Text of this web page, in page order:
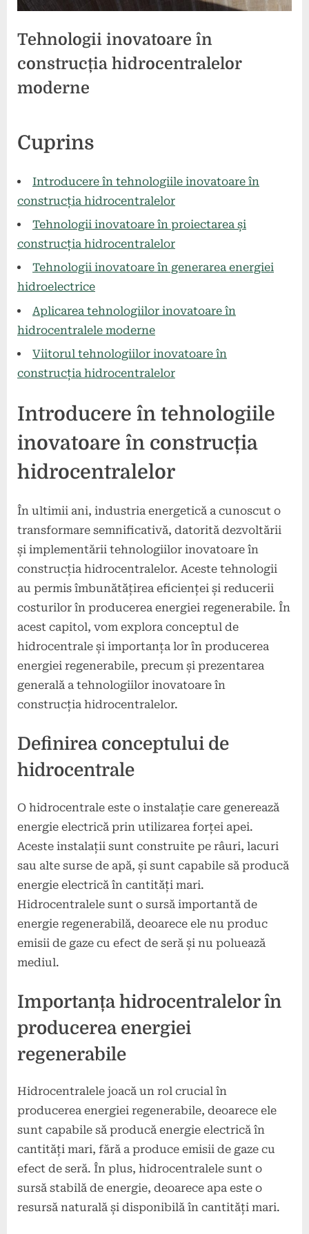
Tehnologii inovatoare în
construcția hidrocentralelor
moderne
on
mai
Cuprins
Introducere în tehnologiile inovatoare în
construcția hidrocentralelor
Tehnologii inovatoare în proiectarea și
construcția hidrocentralelor
Tehnologii inovatoare în generarea energiei
hidroelectrice
Aplicarea tehnologiilor inovatoare în
hidrocentralele moderne
Viitorul tehnologiilor inovatoare în
construcția hidrocentralelor
Introducere în tehnologiile
inovatoare în construcția
hidrocentralelor
În ultimii ani, industria energetică a cunoscut o
transformare semnificativă, datorită dezvoltării
și implementării tehnologiilor inovatoare în
construcția hidrocentralelor. Aceste tehnologii
au permis îmbunătățirea eficienței și reducerii
costurilor în producerea energiei regenerabile. În
acest capitol, vom explora conceptul de
hidrocentrale și importanța lor în producerea
energiei regenerabile, precum și prezentarea
generală a tehnologiilor inovatoare în
construcția hidrocentralelor.
Definirea conceptului de
hidrocentrale
O hidrocentrale este o instalație care generează
energie electrică prin utilizarea forței apei.
Aceste instalații sunt construite pe râuri, lacuri
sau alte surse de apă, și sunt capabile să producă
energie electrică în cantități mari.
Hidrocentralele sunt o sursă importantă de
energie regenerabilă, deoarece ele nu produc
emisii de gaze cu efect de seră și nu poluează
mediul.
Importanța hidrocentralelor în
producerea energiei
regenerabile
Hidrocentralele joacă un rol crucial în
producerea energiei regenerabile, deoarece ele
sunt capabile să producă energie electrică în
cantități mari, fără a produce emisii de gaze cu
efect de seră. În plus, hidrocentralele sunt o
sursă stabilă de energie, deoarece apa este o
resursă naturală și disponibilă în cantități mari.